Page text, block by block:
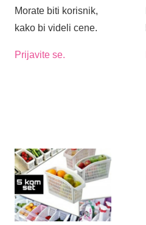
ZVONOM FI17CM
Morate biti korisnik,
kako bi videli cene.
Prijavite se.